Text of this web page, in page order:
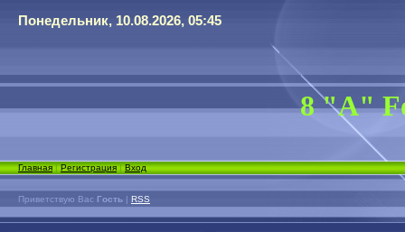
Понедельник, 10.08.2026, 05:45
8 "А"
Главная|Регистрация|Вход
Приветствую Вас Гость | RSS